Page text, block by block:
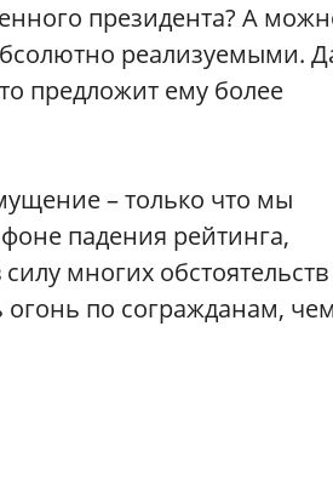
президента? А
реализуемыми.
предложит ему более
– только что мы
падения рейтинга,
многих обстоятельств
огонь по согражданам, чем